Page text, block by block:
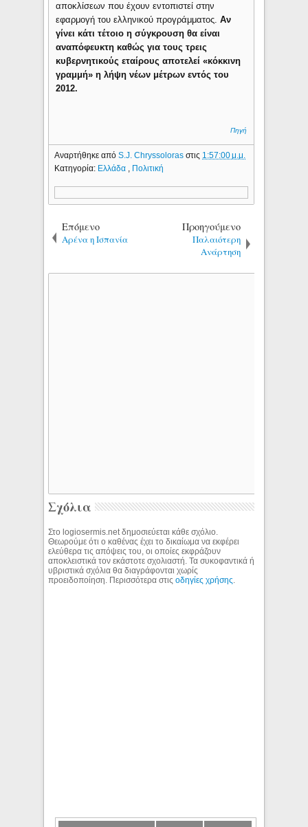
αποκλίσεων που έχουν εντοπιστεί στην
εφαρμογή του ελληνικού προγράμματος.Αν
γίνει κάτι τέτοιο η σύγκρουση θα είναι
αναπόφευκτη καθώς για τους τρεις
κυβερνητικούς εταίρους αποτελεί «κόκκινη
γραμμή» η λήψη νέων μέτρων εντός του
2012.
Πηγή
Αναρτήθηκε απόS.J. Chryssolorasστις 1:57:00 μ.μ.
Κατηγορία: Ελλάδα Πολιτική
Επόμενο
Αρένα η Ισπανία
Προηγούμενο
Παλαιότερη
Ανάρτηση
Σχόλια
Στο logiosermis.net δημοσιεύεται κάθε σχόλιο.
Θεωρούμε ότι ο καθένας έχει το δικαίωμα να εκφέρει
ελεύθερα τις απόψεις του, οι οποίες εκφράζουν
αποκλειστικά τον εκάστοτε σχολιαστή. Τα συκοφαντικά ή
υβριστικά σχόλια θα διαγράφονται χωρίς
προειδοποίηση. Περισσότερα στιςοδηγίες χρήσης